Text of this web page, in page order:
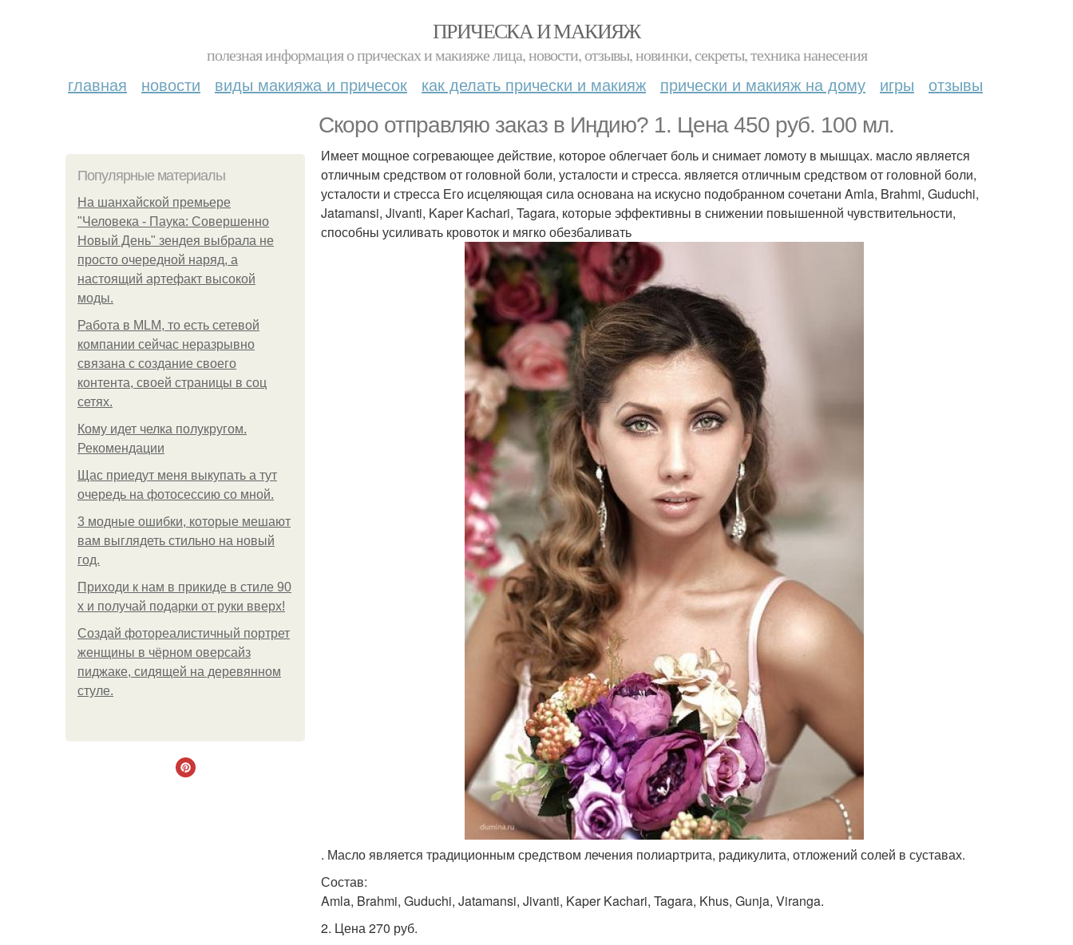
ПРИЧЕСКА И МАКИЯЖ
полезная информация о прическах и макияже лица, новости, отзывы, новинки, секреты, техника нанесения
главная новости виды макияжа и причесок как делать прически и макияж прически и макияж на дому игры отзывы
Скоро отправляю заказ в Индию? 1. Цена 450 руб. 100 мл.
Популярные материалы
На шанхайской премьере
"Человека - Паука: Совершенно
Новый День" зендея выбрала не
просто очередной наряд, а
настоящий артефакт высокой
моды.
Работа в MLM, то есть сетевой
компании сейчас неразрывно
связана с создание своего
контента, своей страницы в соц
сетях.
Кому идет челка полукругом.
Рекомендации
Щас приедут меня выкупать а тут
очередь на фотосессию со мной.
3 модные ошибки, которые мешают
вам выглядеть стильно на новый
год.
Приходи к нам в прикиде в стиле 90
х и получай подарки от руки вверх!
Создай фотореалистичный портрет
женщины в чёрном оверсайз
пиджаке, сидящей на деревянном
стуле.
Имеет мощное согревающее действие, которое облегчает боль и снимает ломоту в мышцах. масло является
отличным средством от головной боли, усталости и стресса. является отличным средством от головной боли,
усталости и стресса Его исцеляющая сила основана на искусно подобранном сочетани Amla, Brahmi, Guduchi,
Jatamansi, Jivanti, Kaper Kachari, Tagara, которые эффективны в снижении повышенной чувствительности,
способны усиливать кровоток и мягко обезбаливать
. Масло является традиционным средством лечения полиартрита, радикулита, отложений солей в суставах.
Состав:
Amla, Brahmi, Guduchi, Jatamansi, Jivanti, Kaper Kachari, Tagara, Khus, Gunja, Viranga.
2. Цена 270 руб.